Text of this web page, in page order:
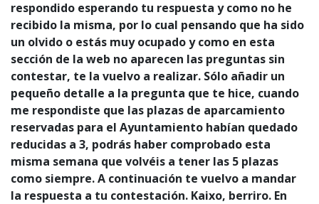
respondido esperando tu respuesta y como no he
recibido la misma, por lo cual pensando que ha sido
un olvido o estás muy ocupado y como en esta
sección de la web no aparecen las preguntas sin
contestar, te la vuelvo a realizar. Sólo añadir un
pequeño detalle a la pregunta que te hice, cuando
me respondiste que las plazas de aparcamiento
reservadas para el Ayuntamiento habían quedado
reducidas a 3, podrás haber comprobado esta
misma semana que volvéis a tener las 5 plazas
como siempre. A continuación te vuelvo a mandar
la respuesta a tu contestación. Kaixo, berriro. En